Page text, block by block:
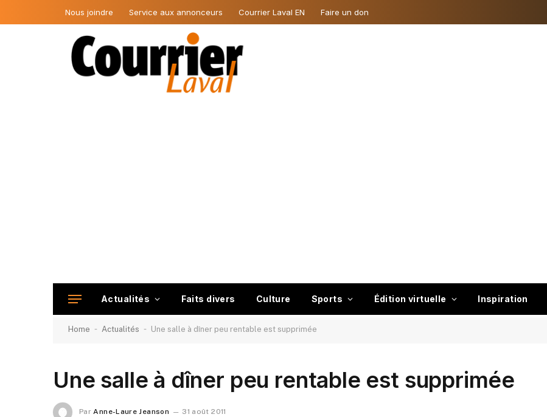
Nous joindre Service aux annonceurs Courrier Laval EN Faire un don
Actualités Faits divers Culture Sports Édition virtuelle Inspiration
Home - Actualités - Une salle à dîner peu rentable est supprimée
Une salle à dîner peu rentable est supprimée
Par Anne-Laure Jeanson 31 août 2011